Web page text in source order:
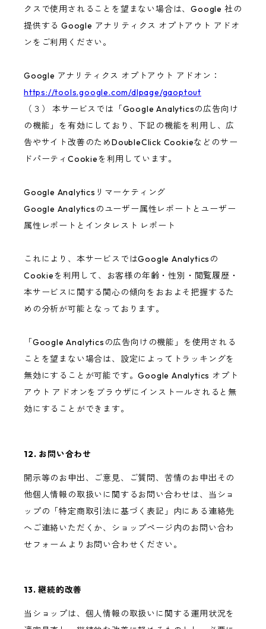
クスで使用されることを望まない場合は、Google 社の
提供する Google アナリティクス オプトアウト アドオ
ンをご利用ください。
Google アナリティクス オプトアウト アドオン：
https://tools.google.com/dlpage/gaoptout
（３） 本サービスでは「Google Analyticsの広告向け
の機能」を有効にしており、下記の機能を利用し、広
告やサイト改善のためDoubleClick Cookieなどのサー
ドパーティCookieを利用しています。
Google Analyticsリマーケティング
Google Analyticsのユーザー属性レポートとユーザー
属性レポートとインタレスト レポート
これにより、本サービスではGoogle Analyticsの
Cookieを利用して、お客様の年齢・性別・閲覧履歴・
本サービスに関する関心の傾向をおおよそ把握するた
めの分析が可能となっております。
「Google Analyticsの広告向けの機能」を使用される
ことを望まない場合は、設定によってトラッキングを
無効にすることが可能です。Google Analytics オプト
アウト アドオンをブラウザにインストールされると無
効にすることができます。
12. お問い合わせ
開示等のお申出、ご意見、ご質問、苦情のお申出その
他個人情報の取扱いに関するお問い合わせは、当ショ
ップの「特定商取引法に基づく表記」内にある連絡先
へご連絡いただくか、ショップページ内のお問い合わ
せフォームよりお問い合わせください。
13. 継続的改善
当ショップは、個人情報の取扱いに関する運用状況を